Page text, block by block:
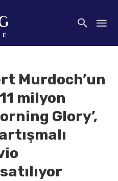
Murdoch’un
milyon
Glory’,